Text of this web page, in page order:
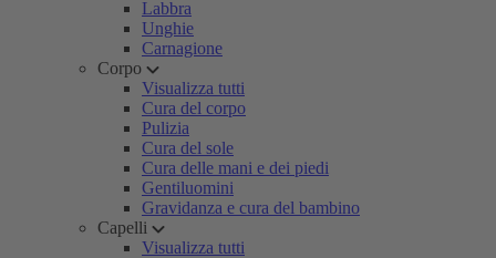
Labbra
Unghie
Carnagione
Corpo
Visualizza tutti
Cura del corpo
Pulizia
Cura del sole
Cura delle mani e dei piedi
Gentiluomini
Gravidanza e cura del bambino
Capelli
Visualizza tutti